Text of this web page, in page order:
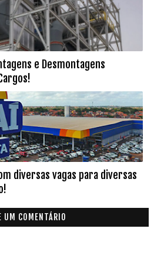
e Desmontagens
diversas vagas para diversas
UM COMENTÁRIO